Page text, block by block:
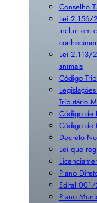
Conselho
Lei 2.156/
incluir em
Lei 2.113/
animais
Código
Tributário
Código de
Código de
Decreto
Lei que
Plano
Edital
Plano